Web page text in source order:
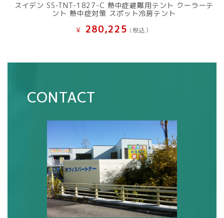
スイデン SS-TNT-1827-C 熱中症避難用テント クーラーテ
ント 熱中症対策 スポット冷房テント
¥ 280,225 (税込）
CONTACT